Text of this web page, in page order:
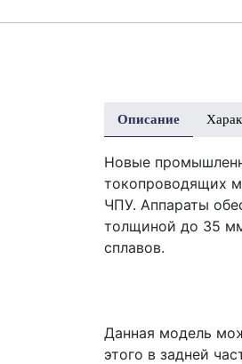
Описание
Новые
токопроводящих
ЧПУ. Аппараты
толщиной до 35
сплавов.
Данная модель
этого в задней